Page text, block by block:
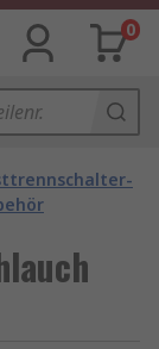
0